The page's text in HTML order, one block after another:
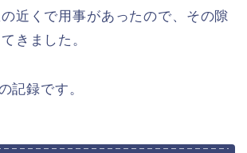
近くで用事があったので、その隙
きました。
記録です。